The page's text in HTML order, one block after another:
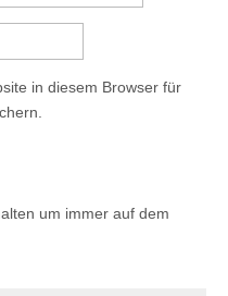
in diesem Browser für
um immer auf dem